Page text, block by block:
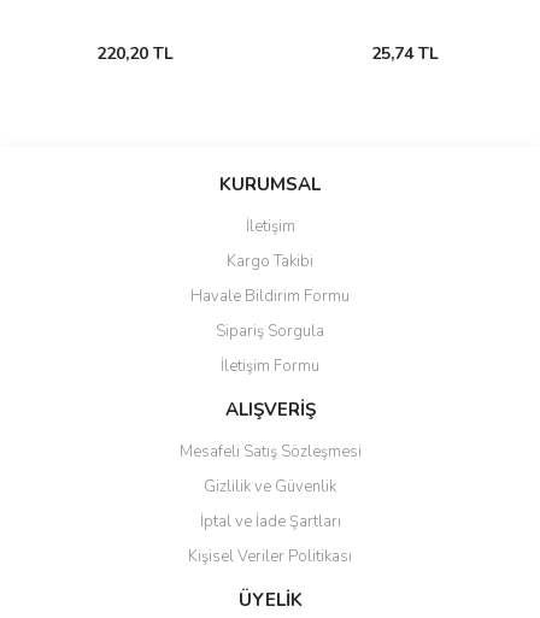
220,20 TL 25,74 TL
KURUMSAL
İletişim
Kargo Takibi
Havale Bildirim Formu
Sipariş Sorgula
İletişim Formu
ALIŞVERİŞ
Mesafeli Satış Sözleşmesi
Gizlilik ve Güvenlik
İptal ve İade Şartları
Kişisel Veriler Politikası
ÜYELİK